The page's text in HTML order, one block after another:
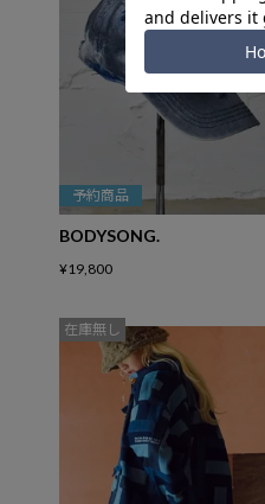
予約商品
BODYSONG.
¥19,800
在庫無し